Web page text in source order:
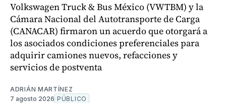
Volkswagen Truck & Bus México (VWTBM) y la
Cámara Nacional del Autotransporte de Carga
(CANACAR) firmaron un acuerdo que otorgará a
los asociados condiciones preferenciales para
adquirir camiones nuevos, refacciones y
servicios de postventa
ADRIÁN MARTÍNEZ
7 agosto 2026 PÚBLICO